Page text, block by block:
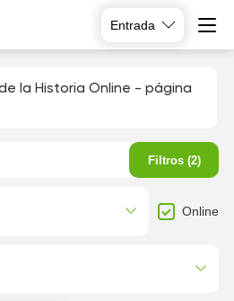
Entrada
la Historia Online - página
Filtros (2)
Online